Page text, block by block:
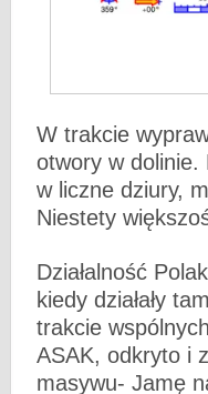
W trakcie
otwory w dolinie.
w liczne dziury,
Niestety
Działalność
kiedy działały
trakcie
ASAK, odkryto i
masywu- Jamę